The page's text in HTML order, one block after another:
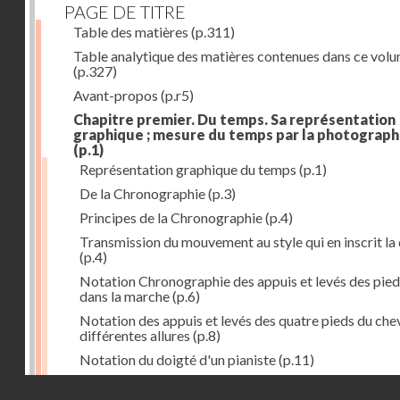
PAGE DE TITRE
Table des matières (p.311)
Table analytique des matières contenues dans ce
(p.327)
Avant-propos (p.r5)
Chapitre premier. Du temps. Sa représentation
graphique ; mesure du temps par la
(p.1)
Représentation graphique du temps (p.1)
De la Chronographie(p.3)
Principes de la Chronographie(p.4)
Transmission du mouvement au style qui en inscrit la
(p.4)
Notation Chronographie des appuis et levés des
dans la marche(p.6)
Notation des appuis et levés des quatre pieds du
différentes allures (p.8)
Notation du doigté d'un pianiste(p.11)